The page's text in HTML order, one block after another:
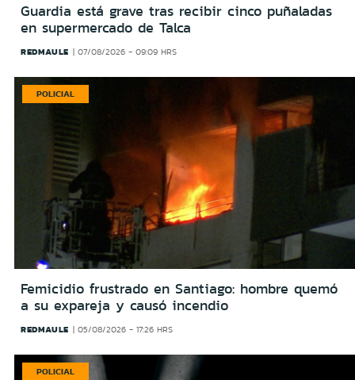
Guardia está grave tras recibir cinco puñaladas
en supermercado de Talca
REDMAULE 07/08/2026 - 09:09 HRS
POLICIAL
Femicidio frustrado en Santiago: hombre quemó
a su expareja y causó incendio
REDMAULE 05/08/2026 - 17:26 HRS
POLICIAL